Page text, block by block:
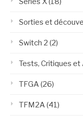
Sorties et
Switch 2 (2)
Tests, Critiques et
TFGA(26)
TFM2A(41)